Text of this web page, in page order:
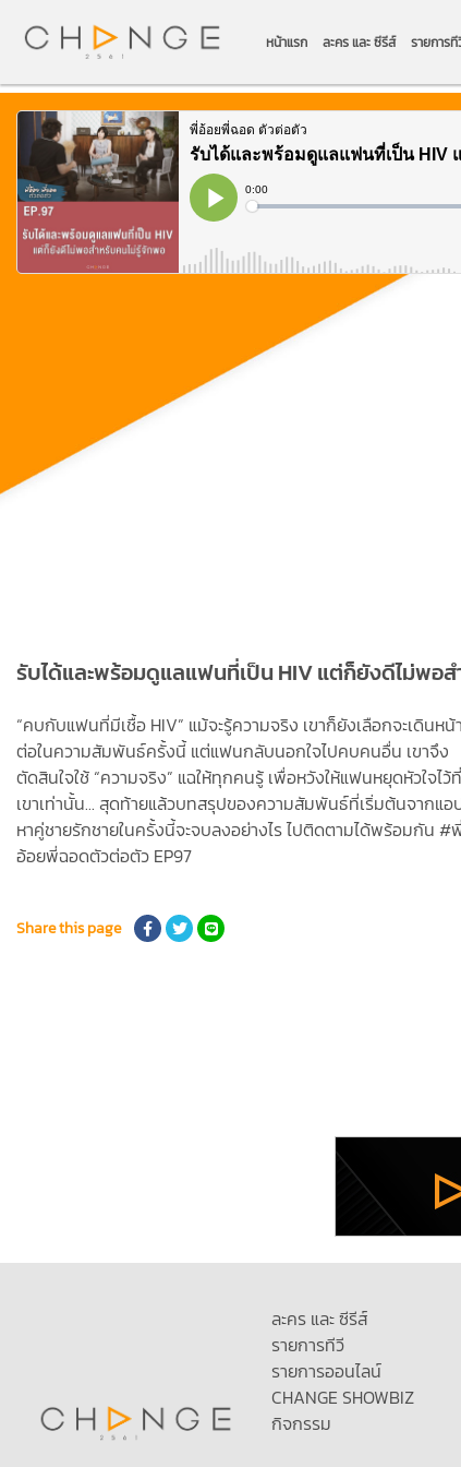
หน้าแรก ละคร และ ซีรีส์ รายการที
รับได้และพร้อมดูแลแฟนที่เป็น HIV แต่ก็ยังดีไม่พอ
“คบกับแฟนที่มีเชื้อ HIV” แม้จะรู้ความจริง เขาก็ยังเลือกจะเดินหน้า
ต่อในความสัมพันธ์ครั้งนี้ แต่แฟนกลับนอกใจไปคบคนอื่น เขาจึง
ตัดสินใจใช้ “ความจริง” แฉให้ทุกคนรู้ เพื่อหวังให้แฟนหยุดหัวใจไว้ที่
เขาเท่านั้น... สุดท้ายแล้วบทสรุปของความสัมพันธ์ที่เริ่มต้นจากแอ
หาคู่ชายรักชายในครั้งนี้จะจบลงอย่างไร ไปติดตามได้พร้อมกัน #
อ้อยพี่ฉอดตัวต่อตัว EP97
Share this page
ละคร และ ซีรีส์
รายการทีวี
รายการออนไลน์
CHANGE SHOWBIZ
กิจกรรม